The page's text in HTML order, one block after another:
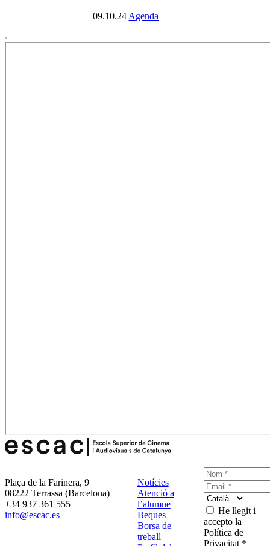
09.10.24 Agenda
Plaça de la Farinera, 9
08222 Terrassa (Barcelona)
+34 937 361 555
info@escac.es
Notícies
Atenció a
l’alumne
Beques
Borsa de
treball
He llegit i
accepto la
Política de
Privacitat *